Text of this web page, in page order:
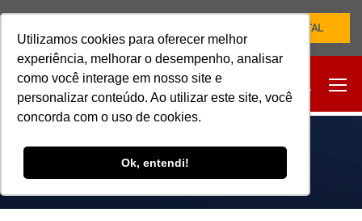
Utilizamos cookies para oferecer melhor
experiência, melhorar o desempenho, analisar
como você interage em nosso site e
personalizar conteúdo. Ao utilizar este site, você
concorda com o uso de cookies.
Ok, entendi!
NOVO PORTAL
SEM CATEGORIA